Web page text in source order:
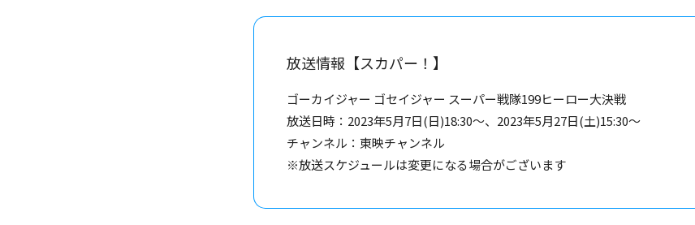
放送情報【スカパー！】
ゴーカイジャー ゴセイジャー スーパー戦隊199ヒーロー大決戦
放送日時：2023年5月7日(日)18:30～、2023年5月27日(土)15:30～
チャンネル：東映チャンネル
※放送スケジュールは変更になる場合がございます